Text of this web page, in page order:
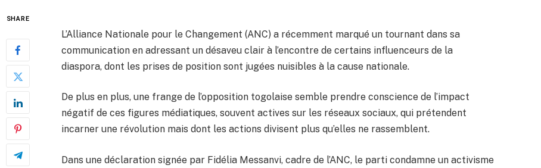
SHARE
L’Alliance Nationale pour le Changement (ANC) a récemment marqué un tournant dans sa
communication en adressant un désaveu clair à l’encontre de certains influenceurs de la
diaspora, dont les prises de position sont jugées nuisibles à la cause nationale.
De plus en plus, une frange de l’opposition togolaise semble prendre conscience de l’impact
négatif de ces figures médiatiques, souvent actives sur les réseaux sociaux, qui prétendent
incarner une révolution mais dont les actions divisent plus qu’elles ne rassemblent.
Dans une déclaration signée par Fidélia Messanvi, cadre de l’ANC, le parti condamne un activisme